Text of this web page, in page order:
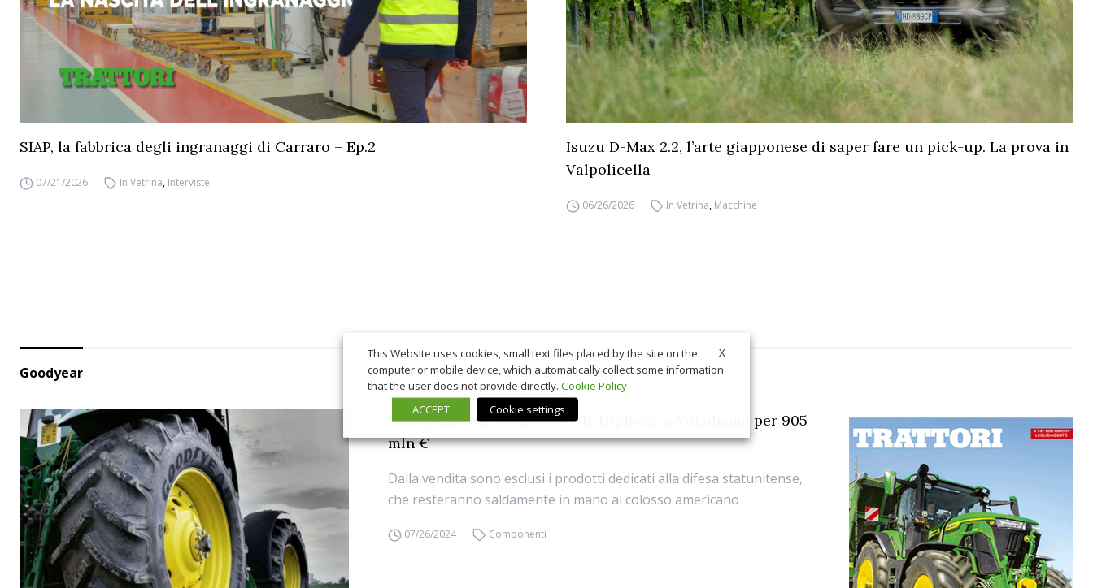
SIAP, la fabbrica degli ingranaggi di Carraro – Ep.2
07/21/2026 In Vetrina, Interviste
Isuzu D-Max 2.2, l’arte giapponese di saper fare un pick-up. La prova in
Valpolicella
06/26/2026 In Vetrina, Macchine
Goodyear
Goodyear cede le attività Off-Highway a Yokohama per 905
mln €
Dalla vendita sono esclusi i prodotti dedicati alla difesa statunitense,
che resteranno saldamente in mano al colosso americano
07/26/2024 Componenti
X
This Website uses cookies, small text files placed by the site on the
computer or mobile device, which automatically collect some information
that the user does not provide directly. Cookie Policy
ACCEPT
Cookie settings